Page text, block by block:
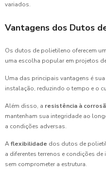
variados.
Vantagens dos Dutos
Os dutos de polietileno oferecem
uma escolha popular em projetos
Uma das principais vantagens é sua
instalação, reduzindo o tempo e o
Além disso, a resistência à
mantenham sua integridade ao
a condições adversas.
Aflexibilidade dos dutos de
a diferentes terrenos e condições
sem comprometer a estrutura.